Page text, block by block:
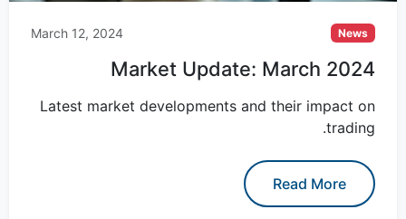
News
March 12, 2024
Market Update: March 2024
Latest market developments and their impact on
trading.
Read More